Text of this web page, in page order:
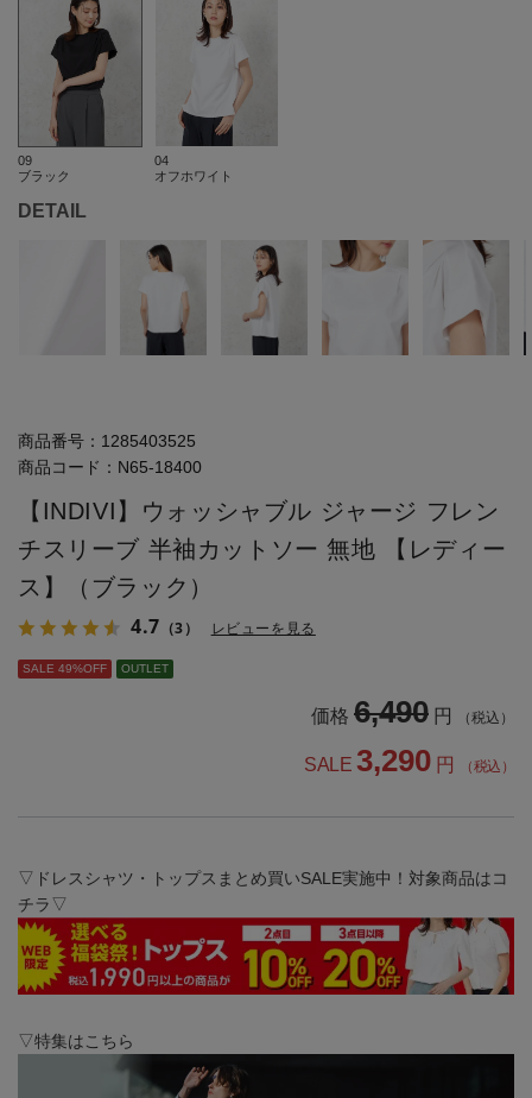
09
ブラック
04
オフホワイト
DETAIL
商品番号： 1285403525
商品コード： N65-18400
【INDIVI】ウォッシャブル ジャージ フレン
チスリーブ 半袖カットソー 無地 【レディー
ス】（ブラック）
4.7 （3） レビューを見る
SALE 49%OFF OUTLET
価格 6,490 円 （税込）
SALE 3,290 円 （税込）
▽ドレスシャツ・トップスまとめ買いSALE実施中！対象商品はコ
チラ▽
▽特集はこちら